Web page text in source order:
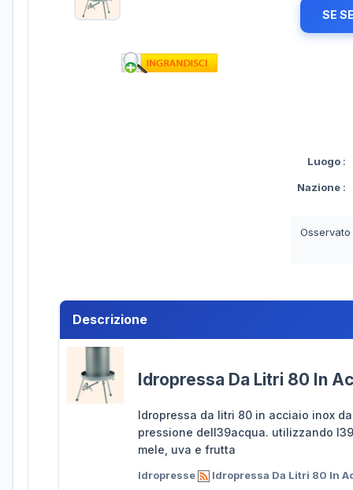
SE
Luogo :
Nazione :
Descrizione
Idropressa Da Litri 80 In
Idropressa da litri 80 in acciaio inox
pressione dell39acqua. utilizzando
mele, uva e frutta
Idropresse Idropressa Da Litri 80 In